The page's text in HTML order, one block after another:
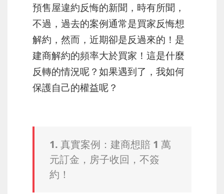
預售屋違約反悔的新聞，時有所聞，
不過，過去的案例通常是買家反悔想
解約，然而，近期卻是反過來的！是
建商解約的頻率大於買家！這是什麼
反轉的情況呢？如果遇到了，我如何
保護自己的權益呢？
1. 真實案例：建商想賠 1 萬
元訂金，房子收回，不簽
約！